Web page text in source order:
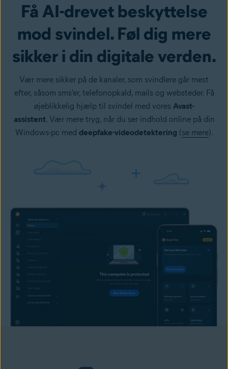
Hent nu
Få AI-drevet beskyttelse
mod svindel. Føl dig mere
sikker i din digitale verden.
Vær mere sikker på de kanaler, som svindlere går mest
efter, såsom sms'er, telefonopkald, mails og websteder. Få
øjeblikkelig hjælp til svindel med vores Avast-
assistent. Vær mere tryg, når du ser indhold online på din
Windows-pc med deepfake-videodetektering (se mere).